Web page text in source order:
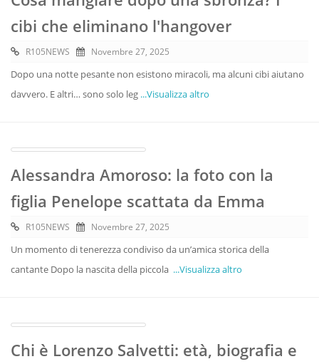
cibi che eliminano l'hangover
R105NEWS Novembre 27, 2025
Dopo una notte pesante non esistono miracoli, ma alcuni cibi aiutano
davvero. E altri… sono solo leg ...Visualizza altro
Alessandra Amoroso: la foto con la
figlia Penelope scattata da Emma
R105NEWS Novembre 27, 2025
Un momento di tenerezza condiviso da un’amica storica della
cantante Dopo la nascita della piccola ...Visualizza altro
Chi è Lorenzo Salvetti: età, biografia e